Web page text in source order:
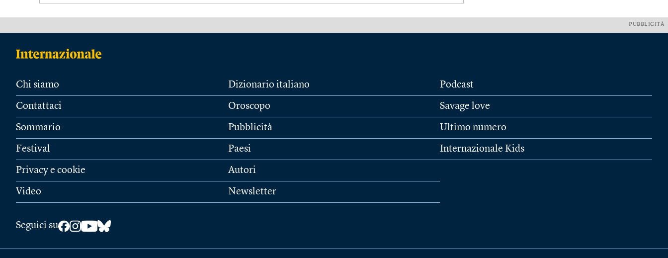
PUBBLICITÀ
Chi siamo
Contattaci
Sommario
Festival
Privacy e cookie
Video
Dizionario italiano
Oroscopo
Pubblicità
Paesi
Autori
Newsletter
Podcast
Savage love
Ultimo numero
Internazionale Kids
Seguici su